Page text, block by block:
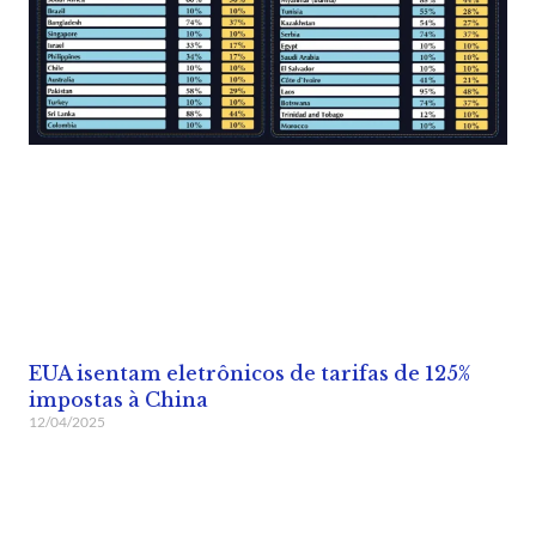
EUA isentam eletrônicos de tarifas de 125%
impostas à China
12/04/2025